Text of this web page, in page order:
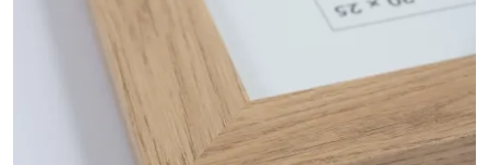
Trykk av bilder/skilt og innramming
SOMMEROUTLET